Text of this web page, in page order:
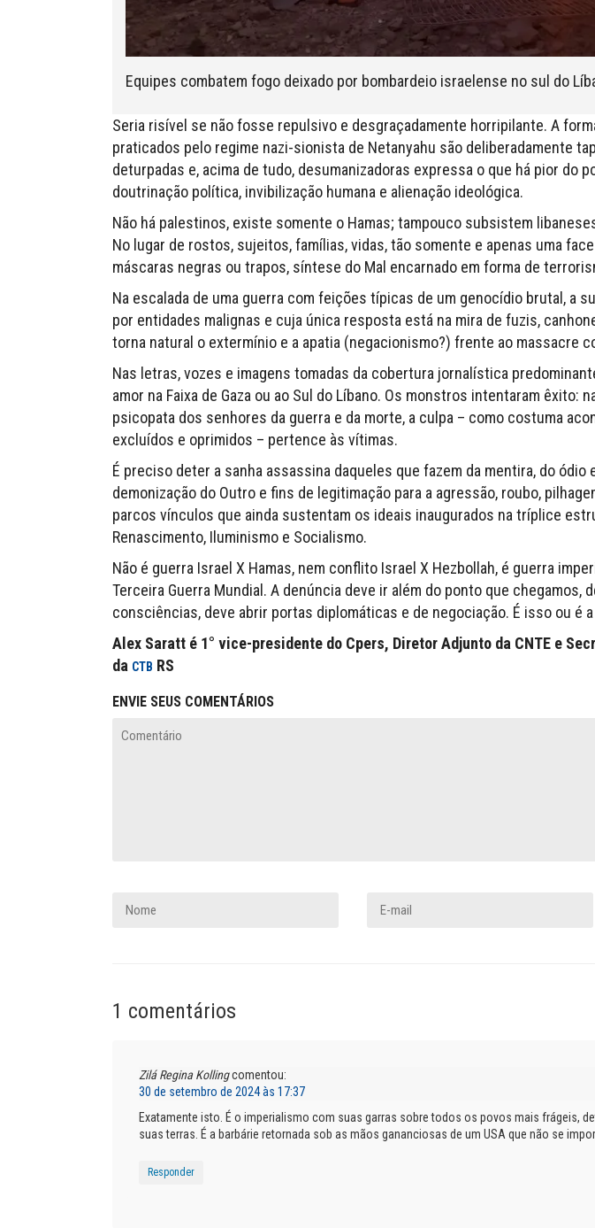
Equipes combatem fogo deixado por bombardeio israelense no sul do
Seria risível se não fosse repulsivo e desgraçadamente horripilante. A
praticados pelo regime nazi-sionista de Netanyahu são deliberadamente
deturpadas e, acima de tudo, desumanizadoras expressa o que há pior do
doutrinação política, invibilização humana e alienação ideológica.
Não há palestinos, existe somente o Hamas; tampouco subsistem
No lugar de rostos, sujeitos, famílias, vidas, tão somente e apenas uma
máscaras negras ou trapos, síntese do Mal encarnado em forma de
Na escalada de uma guerra com feições típicas de um genocídio brutal, a
por entidades malignas e cuja única resposta está na mira de fuzis,
torna natural o extermínio e a apatia (negacionismo?) frente ao massacre
Nas letras, vozes e imagens tomadas da cobertura jornalística
amor na Faixa de Gaza ou ao Sul do Líbano. Os monstros intentaram êxito:
psicopata dos senhores da guerra e da morte, a culpa – como costuma
excluídos e oprimidos – pertence às vítimas.
É preciso deter a sanha assassina daqueles que fazem da mentira, do
demonização do Outro e fins de legitimação para a agressão, roubo,
parcos vínculos que ainda sustentam os ideais inaugurados na tríplice
Renascimento, Iluminismo e Socialismo.
Não é guerra Israel X Hamas, nem conflito Israel X Hezbollah, é guerra
Terceira Guerra Mundial. A denúncia deve ir além do ponto que chegamos,
consciências, deve abrir portas diplomáticas e de negociação. É isso ou é
Alex Saratt é 1° vice-presidente do Cpers, Diretor Adjunto da CNTE e
da CTB RS
ENVIE SEUS COMENTÁRIOS
1 comentários
Zilá Regina Kollingcomentou:
30 de setembro de 2024 às 17:37
Exatamente isto. É o imperialismo com suas garras sobre todos os povos mais frágeis,
suas terras. É a barbárie retornada sob as mãos gananciosas de um USA que não se
Responder